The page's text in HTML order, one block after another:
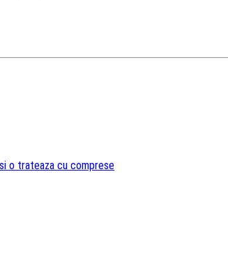
o trateaza cu comprese